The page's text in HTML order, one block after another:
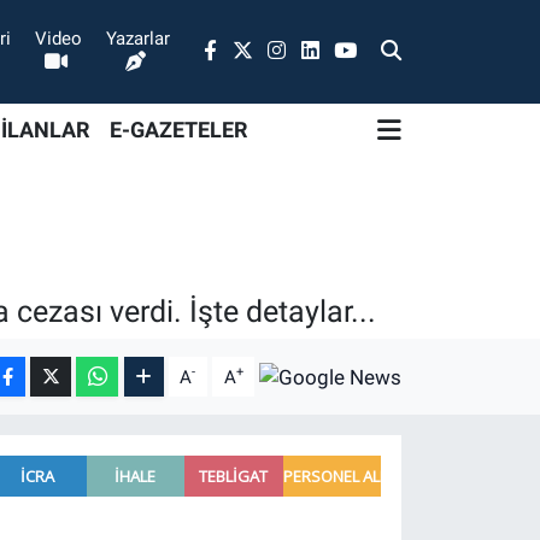
Video Yazarlar
E-GAZETELER
cezası verdi. İşte detaylar...
A- A+